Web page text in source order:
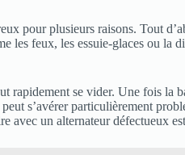
pour plusieurs raisons. Tout
les feux, les essuie-glaces ou la
rapidement se vider. Une fois la
s’avérer particulièrement
avec un alternateur défectueux